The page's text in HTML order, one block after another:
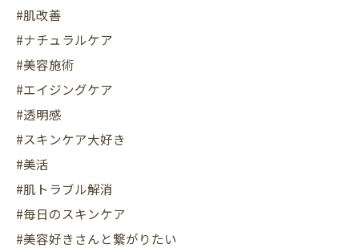
#肌改善
#ナチュラルケア
#美容施術
#エイジングケア
#透明感
#スキンケア大好き
#美活
#肌トラブル解消
#毎日のスキンケア
#美容好きさんと繋がりたい